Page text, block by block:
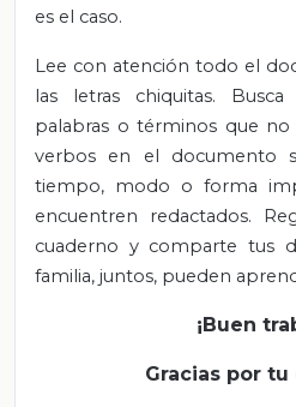
es el caso.
Lee con atención todo el
las letras chiquitas.
palabras o términos que no
verbos en el documento
tiempo, modo o forma
encuentren redactados.
cuaderno y comparte tus
familia, juntos, pueden
¡Buen
Gracias por